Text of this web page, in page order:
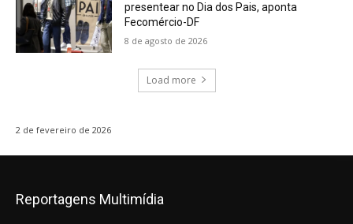
presentear no Dia dos Pais, aponta
Fecomércio-DF
8 de agosto de 2026
Load more
2 de fevereiro de 2026
Reportagens Multimídia